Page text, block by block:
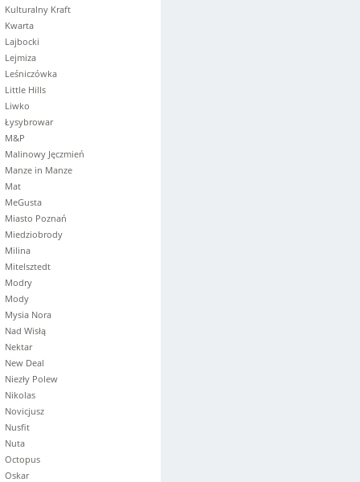
Kulturalny Kraft
Kwarta
Lajbocki
Lejmiza
Leśniczówka
Little Hills
Liwko
Łysybrowar
M&P
Malinowy Jęczmień
Manze in Manze
Mat
MeGusta
Miasto Poznań
Miedziobrody
Milina
Mitelsztedt
Modry
Mody
Mysia Nora
Nad Wisłą
Nektar
New Deal
Niezły Polew
Nikolas
Novicjusz
Nusfit
Nuta
Octopus
Oskar